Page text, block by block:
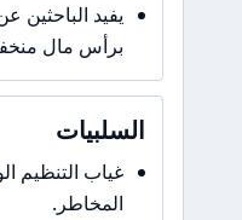
يفيد
برأس مال
السلبيات
غياب التنظيم
المخاطر.